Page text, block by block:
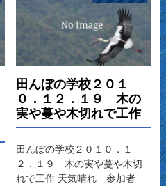
田んぼの学校２０１
０．１２．１９ 木の
実や蔓や木切れで工作
田んぼの学校２０１０．１
２．１９ 木の実や蔓や木切
れで工作 天気晴れ 参加者